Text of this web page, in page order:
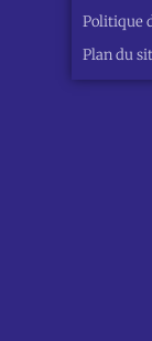
Politique
Plan du